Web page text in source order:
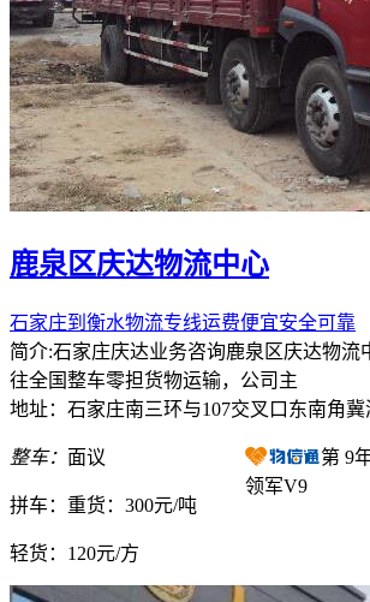
鹿泉区庆达物流中心
石家庄到衡水物流专线运费便宜安全可靠
简介:石家庄庆达业务咨询鹿泉区庆达物流
往全国整车零担货物运输，公司主
地址：石家庄南三环与107交叉口东南角冀
整车： 面议
拼车： 重货：300元/吨
轻货： 120元/方
第 9
领军V9